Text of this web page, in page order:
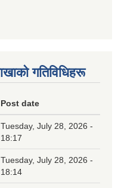
गतिविधिहरू
Post date
Tuesday, July 28, 2026 -
18:17
Tuesday, July 28, 2026 -
18:14